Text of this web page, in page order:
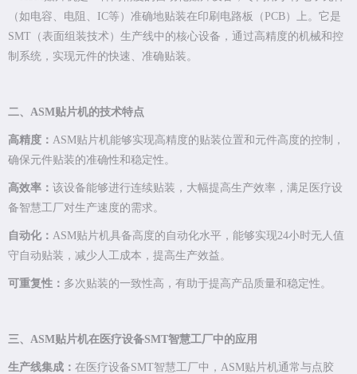
（如电容、电阻、IC等）准确地贴装在印刷电路板（PCB）上。它是
SMT（表面组装技术）生产线中的核心设备，通过高精度的机械和控
制系统，实现元件的快速、准确贴装。
二、ASM贴片机的技术特点
高精度： ASM贴片机能够实现高精度的贴装位置和元件高度的控制，
确保元件贴装的准确性和稳定性。
高效率： 该设备能够进行连续贴装，大幅提高生产效率，满足医疗设
备智慧工厂对生产速度的需求。
自动化： ASM贴片机具备高度的自动化水平，能够实现24小时无人值
守自动贴装，减少人工成本，提高生产效益。
可重复性： 多次贴装的一致性高，有助于提高产品质量和稳定性。
三、ASM贴片机在医疗设备SMT智慧工厂中的应用
生产线集成： 在医疗设备SMT智慧工厂中，ASM贴片机通常与点胶